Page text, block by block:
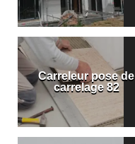
Carreleur pose de
carrelage 82